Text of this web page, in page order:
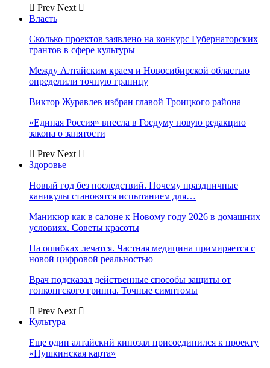
Prev Next
Власть
Сколько проектов заявлено на конкурс Губернаторских
грантов в сфере культуры
Между Алтайским краем и Новосибирской областью
определили точную границу
Виктор Журавлев избран главой Троицкого района
«Единая Россия» внесла в Госдуму новую редакцию
закона о занятости
Prev Next
Здоровье
Новый год без последствий. Почему праздничные
каникулы становятся испытанием для…
Маникюр как в салоне к Новому году 2026 в домашних
условиях. Советы красоты
На ошибках лечатся. Частная медицина примиряется с
новой цифровой реальностью
Врач подсказал действенные способы защиты от
гонконгского гриппа. Точные симптомы
Prev Next
Культура
Еще один алтайский кинозал присоединился к проекту
«Пушкинская карта»